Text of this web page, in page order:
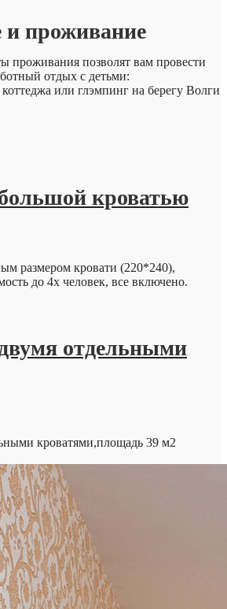
и проживание
проживания позволят вам провести
отдых с детьми:
или глэмпинг на берегу Волги
кроватью
размером кровати (220*240),
до 4х человек, все включено.
отдельными
кроватями,площадь 39 м2